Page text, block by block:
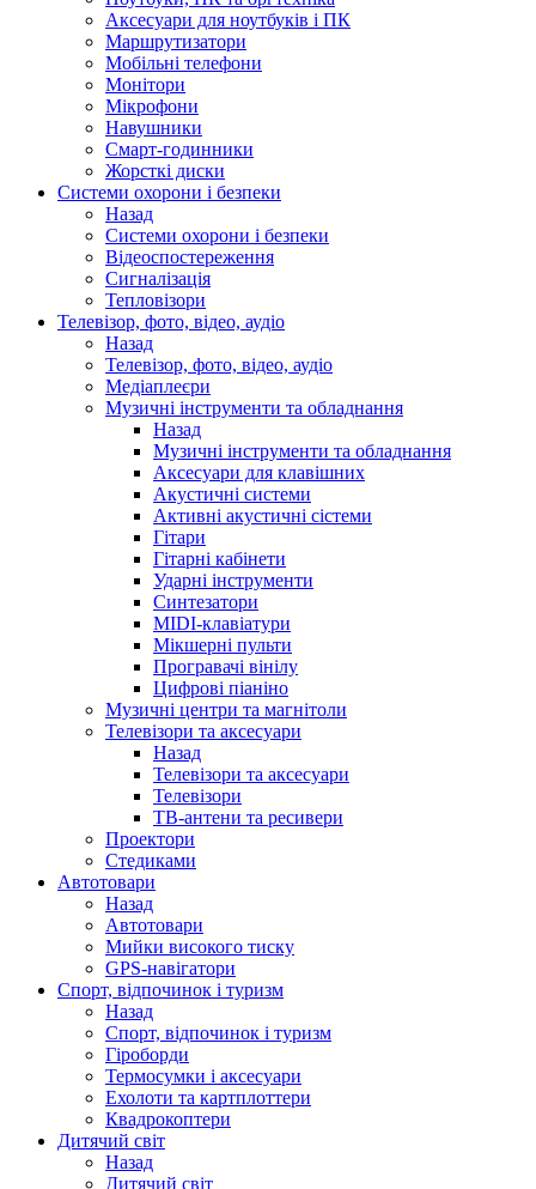
Аксесуари для ноутбуків і ПК
Маршрутизатори
Мобільні телефони
Монітори
Мікрофони
Навушники
Смарт-годинники
Жорсткі диски
Системи охорони і безпеки
Назад
Системи охорони і безпеки
Відеоспостереження
Сигналізація
Тепловізори
Телевізор, фото, відео, аудіо
Назад
Телевізор, фото, відео, аудіо
Медіаплеєри
Музичні інструменти та обладнання
Назад
Музичні інструменти та обладнання
Аксесуари для клавішних
Акустичні системи
Активні акустичні сістеми
Гітари
Гітарні кабінети
Ударні інструменти
Синтезатори
MIDI-клавіатури
Мікшерні пульти
Програвачі вінілу
Цифрові піаніно
Музичні центри та магнітоли
Телевізори та аксесуари
Назад
Телевізори та аксесуари
Телевізори
ТВ-антени та ресивери
Проектори
Стедиками
Автотовари
Назад
Автотовари
Мийки високого тиску
GPS-навігатори
Спорт, відпочинок і туризм
Назад
Спорт, відпочинок і туризм
Гіроборди
Термосумки і аксесуари
Ехолоти та картплоттери
Квадрокоптери
Дитячий світ
Назад
Дитячий світ